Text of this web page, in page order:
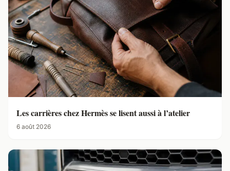
Les carrières chez Hermès se lisent aussi à l’atelier
6 août 2026